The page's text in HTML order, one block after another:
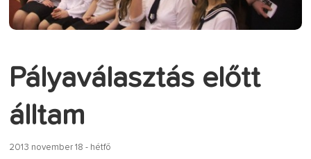
Pályaválasztás előtt
álltam
2013 november 18 - hétfő